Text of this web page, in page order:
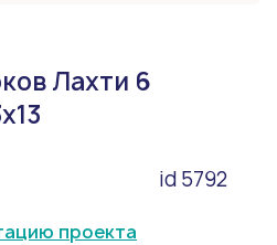
Лахти 6
id 5792
проекта